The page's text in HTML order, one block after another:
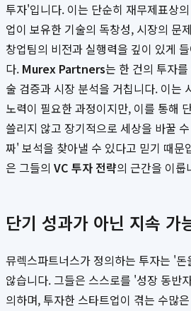
투자'입니다. 이는 단순히 재무제표상
업이 보유한 기술의 독창성, 시장의 문
창업팀의 비전과 실행력을 깊이 있게
다. Murex Partners는 한 건의 투자
술 검증과 시장 분석을 거칩니다. 이는
노력이 필요한 과정이지만, 이를 통해
쓸리지 않고 장기적으로 세상을 바꿀
짜' 보석을 찾아낼 수 있다고 믿기 때문
은 그들의 VC 투자 전략의 근간을 이룹
단기 성과가 아닌 지속 가
뮤렉스파트너스가 정의하는 투자는 '
않습니다. 그들은 스스로를 '성장 동
의하며, 투자한 스타트업이 겪는 수많